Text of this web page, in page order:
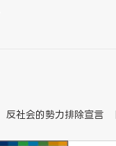
反社会的勢力排除宣言